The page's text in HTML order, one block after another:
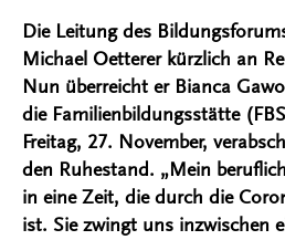
Die Leitung des
Michael Oetterer kürzlich an
Nun überreicht er Bianca
die Familienbildungsstätte
Freitag, 27. November,
den Ruhestand. „Mein
in eine Zeit, die durch die
ist. Sie zwingt uns inzwischen